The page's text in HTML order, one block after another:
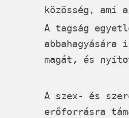
közösség, ami
A tagság
abbahagyására
magát, és
A szex- és
erőforrásra